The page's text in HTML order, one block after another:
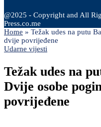
@2025 - Copyright and All
Press.co.me
Home » Težak udes na putu
dvije povrijeđene
Udarne vijesti
Težak udes na
Dvije osobe
povrijeđene